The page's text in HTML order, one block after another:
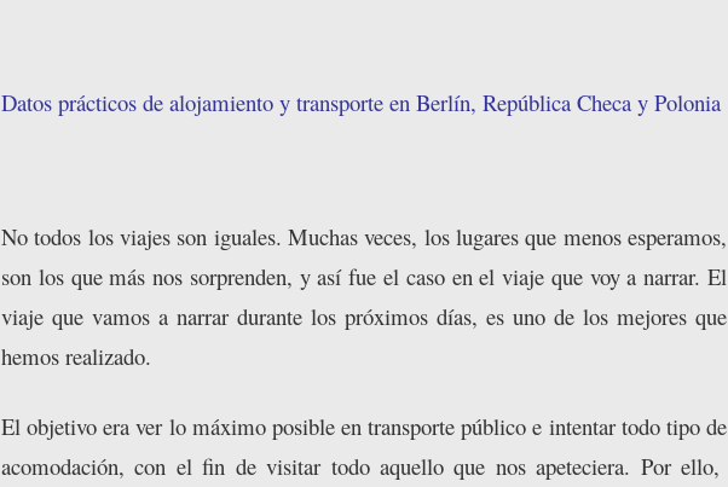
Datos prácticos de alojamiento y transporte en Berlín, República Checa y Polonia
No todos los viajes son iguales. Muchas veces, los lugares que menos esperamos,
son los que más nos sorprenden, y así fue el caso en el viaje que voy a narrar. El
viaje que vamos a narrar durante los próximos días, es uno de los mejores que
hemos realizado.
El objetivo era ver lo máximo posible en transporte público e intentar todo tipo de
acomodación, con el fin de visitar todo aquello que nos apeteciera. Por ello,